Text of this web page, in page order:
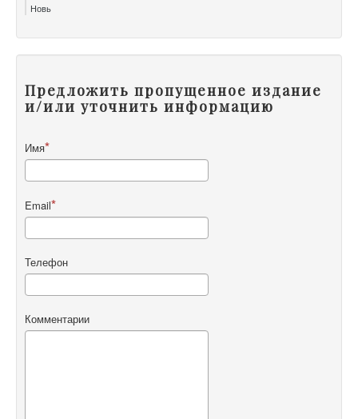
Новь
Предложить пропущенное издание
и/или уточнить информацию
Имя
Email
Телефон
Комментарии